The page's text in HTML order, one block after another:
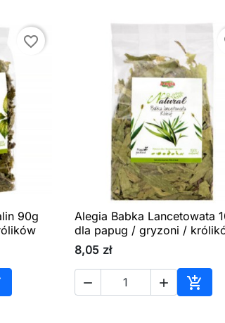
favorite_border
90g
do koszyka
 Szybki podgląd
Alegia Babka Lancetowata
dla papug / gryzoni /
8,05 zł
  